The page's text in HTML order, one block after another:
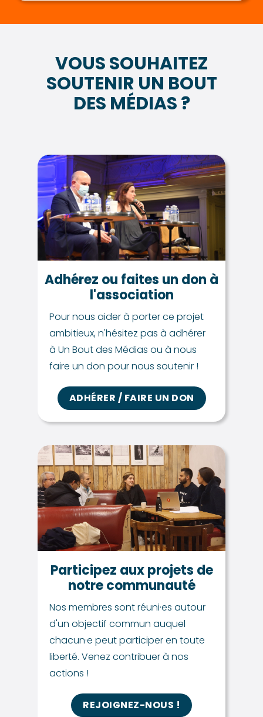
VOUS SOUHAITEZ
SOUTENIR UN BOUT
DES MÉDIAS ?
Adhérez ou faites un don à
l'association
Pour nous aider à porter ce projet
ambitieux, n'hésitez pas à adhérer
à Un Bout des Médias ou à nous
faire un don pour nous soutenir !
ADHÉRER / FAIRE UN DON
Participez aux projets de
notre communauté
Nos membres sont réuni·es autour
d'un objectif commun auquel
chacun·e peut participer en toute
liberté. Venez contribuer à nos
actions !
REJOIGNEZ-NOUS !